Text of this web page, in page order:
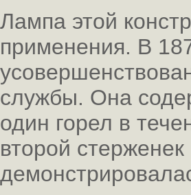
Лампа этой
применения. В
службы. Она
один горел в
второй